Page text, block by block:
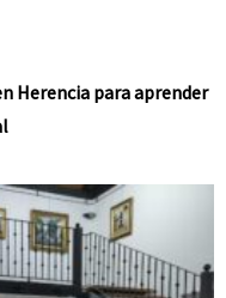
Herencia para aprender